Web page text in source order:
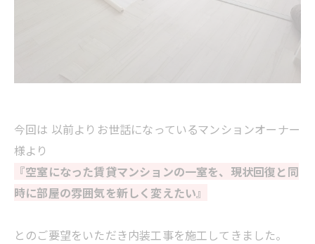
今回は 以前よりお世話になっているマンションオーナー
様より
『空室になった賃貸マンションの一室を、現状回復と同
時に部屋の雰囲気を新しく変えたい』
とのご要望をいただき内装工事を施工してきました。